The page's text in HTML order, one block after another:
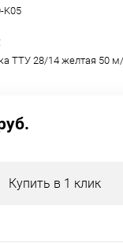
K05
ТТУ 28/14 желтая 50 м/
Купить в 1 клик